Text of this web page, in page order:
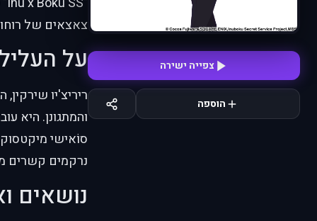
צפייה ישירה
הוספה
צאצאים של
על
ריריצ'יו
והמתגונן. היא
סוֹאישי
נרקמים קשרים
נושאים